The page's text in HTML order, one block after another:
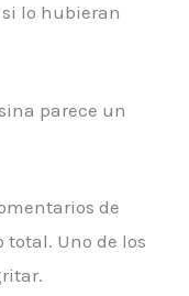
lo hubieran
parece un
de
total. Uno de los